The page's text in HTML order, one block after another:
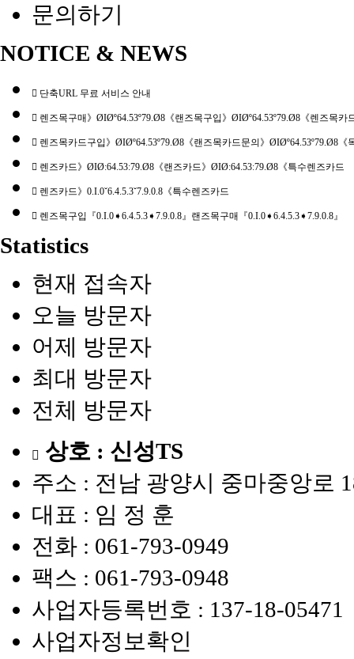
문의하기
NOTICE & NEWS
단축URL 무료 서비스 안내
렌즈목구매》ØIØº64.53º79.Ø8《랜즈목구입》ØIØº64.53º79.Ø8《렌즈목카
렌즈목카드구입》ØIØº64.53º79.Ø8《랜즈목카드문의》ØIØº64.53º79.Ø8《
렌즈카드》ØIØː64.53ː79.Ø8《랜즈카드》ØIØː64.53ː79.Ø8《특수렌즈카드
렌즈카드》0.I.0ˇ6.4.5.3ˇ7.9.0.8《특수렌즈카드
렌즈목구입『0.I.0➧6.4.5.3➧7.9.0.8』랜즈목구매『0.I.0➧6.4.5.3➧7.9.0.8』
Statistics
현재 접속자
오늘 방문자
어제 방문자
최대 방문자
전체 방문자
상호 : 신성TS
주소 : 전남 광양시 중마중앙로
대표 : 임 정 훈
전화 : 061-793-0949
팩스 : 061-793-0948
사업자등록번호 : 137-18-05471
사업자정보확인